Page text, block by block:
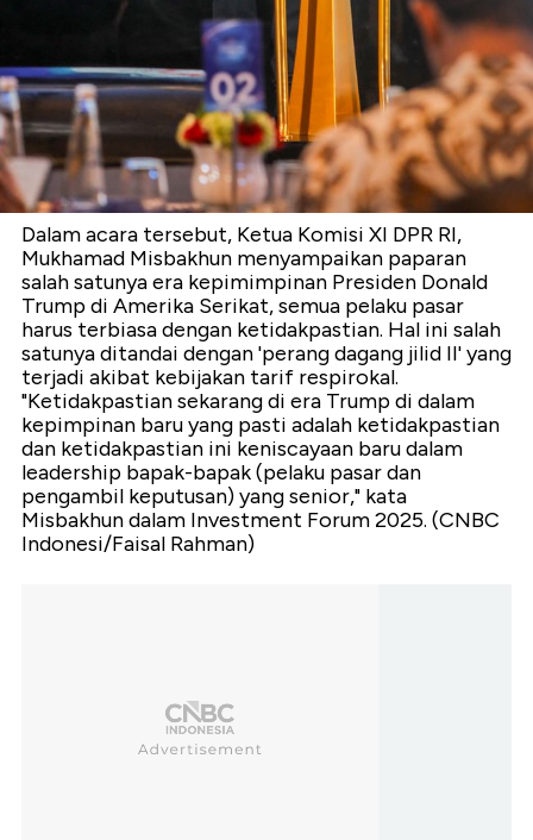
Dalam acara tersebut, Ketua Komisi XI DPR RI,
Mukhamad Misbakhun menyampaikan paparan
salah satunya era kepimimpinan Presiden Donald
Trump di Amerika Serikat, semua pelaku pasar
harus terbiasa dengan ketidakpastian. Hal ini salah
satunya ditandai dengan 'perang dagang jilid II' yang
terjadi akibat kebijakan tarif respirokal.
"Ketidakpastian sekarang di era Trump di dalam
kepimpinan baru yang pasti adalah ketidakpastian
dan ketidakpastian ini keniscayaan baru dalam
leadership bapak-bapak (pelaku pasar dan
pengambil keputusan) yang senior," kata
Misbakhun dalam Investment Forum 2025. (CNBC
Indonesi/Faisal Rahman)